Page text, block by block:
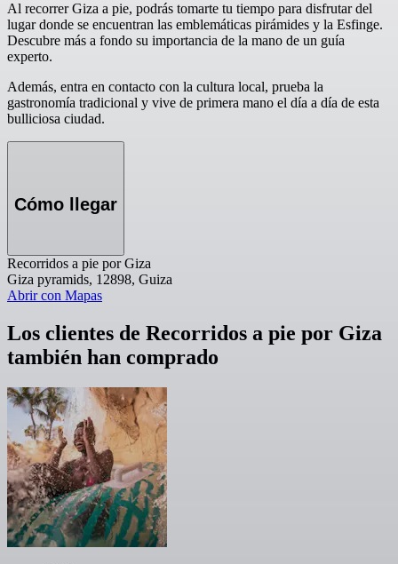
Al recorrer Giza a pie, podrás tomarte tu tiempo para disfrutar del
lugar donde se encuentran las emblemáticas pirámides y la Esfinge.
Descubre más a fondo su importancia de la mano de un guía
experto.
Además, entra en contacto con la cultura local, prueba la
gastronomía tradicional y vive de primera mano el día a día de esta
bulliciosa ciudad.
Cómo llegar
Recorridos a pie por Giza
Giza pyramids, 12898, Guiza
Abrir con Mapas
Los clientes de Recorridos a pie por Giza
también han comprado